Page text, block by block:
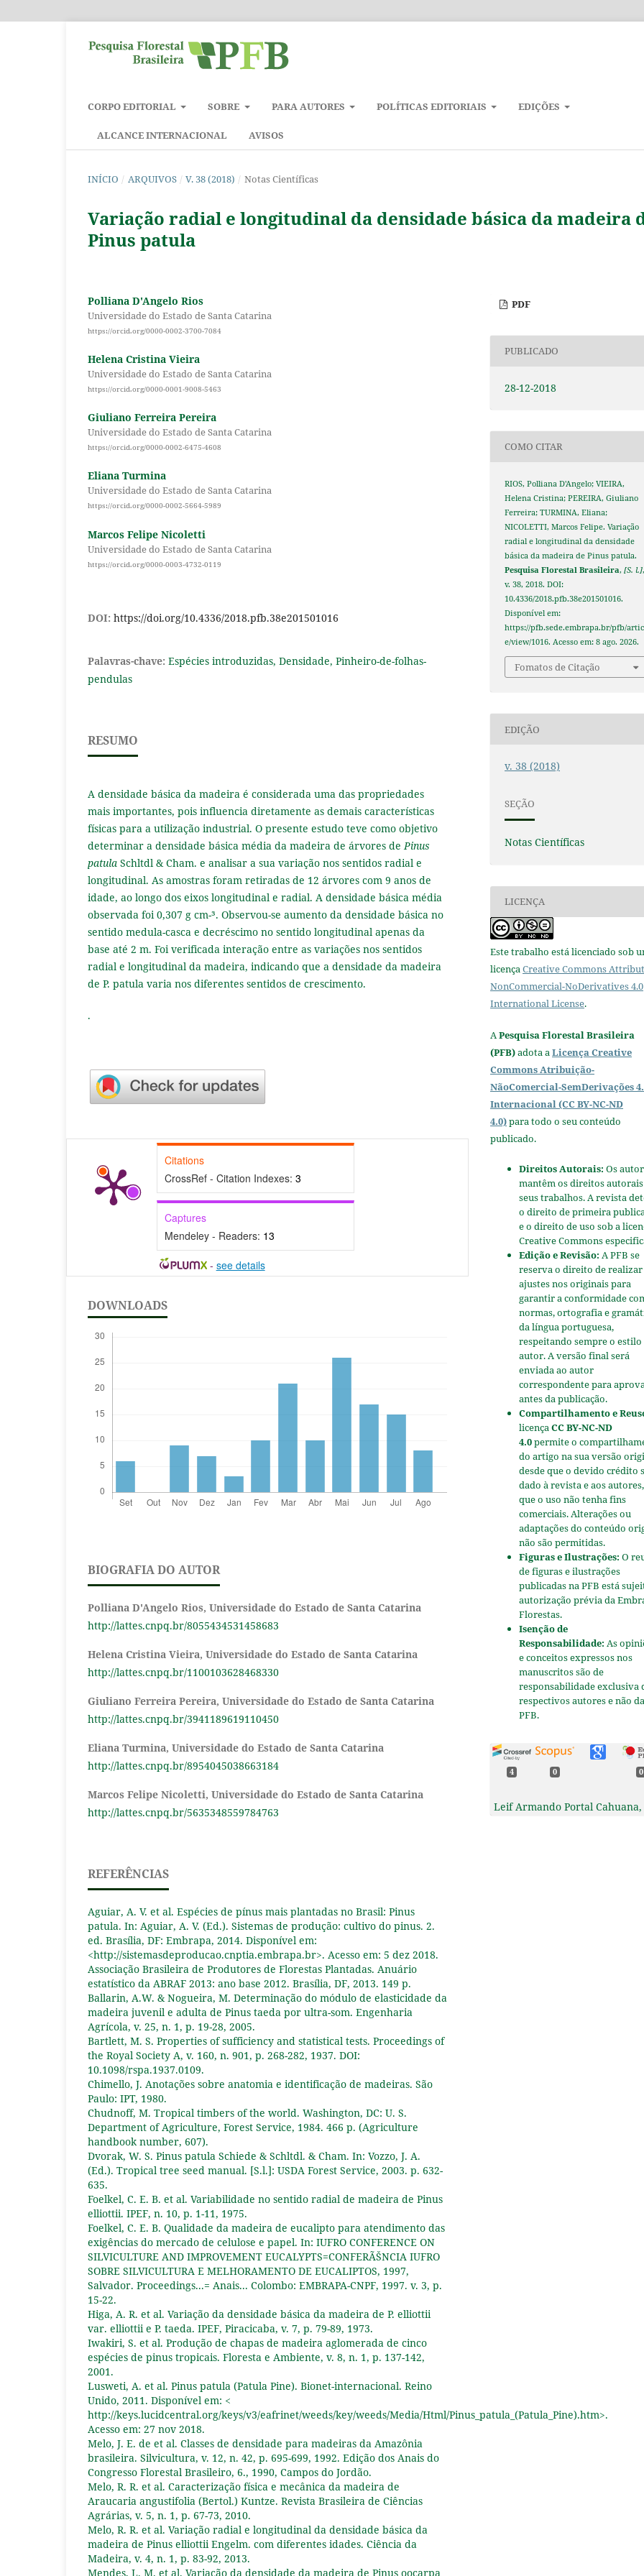
CORPO EDITORIAL SOBRE PARA AUTORES POLÍTICAS EDITORIAIS EDIÇÕES
ALCANCE INTERNACIONAL AVISOS
INÍCIO / ARQUIVOS / V. 38 (2018) / Notas Científicas
Variação radial e longitudinal da densidade básica da madeira
Pinus patula
Polliana D'Angelo Rios
Universidade do Estado de Santa Catarina
https://orcid.org/0000-0002-3700-7084
Helena Cristina Vieira
Universidade do Estado de Santa Catarina
https://orcid.org/0000-0001-9008-5463
Giuliano Ferreira Pereira
Universidade do Estado de Santa Catarina
https://orcid.org/0000-0002-6475-4608
Eliana Turmina
Universidade do Estado de Santa Catarina
https://orcid.org/0000-0002-5664-5989
Marcos Felipe Nicoletti
Universidade do Estado de Santa Catarina
https://orcid.org/0000-0003-4732-0119
DOI: https://doi.org/10.4336/2018.pfb.38e201501016
Palavras-chave: Espécies introduzidas, Densidade, Pinheiro-de-folhas-
pendulas
RESUMO
A densidade básica da madeira é considerada uma das propriedades
mais importantes, pois influencia diretamente as demais características
físicas para a utilização industrial. O presente estudo teve como objetivo
determinar a densidade básica média da madeira de árvores dePinus
patula Schltdl & Cham. e analisar a sua variação nos sentidos radial e
longitudinal. As amostras foram retiradas de 12 árvores com 9 anos de
idade, ao longo dos eixos longitudinal e radial. A densidade básica média
observada foi 0,307 g cm-³. Observou-se aumento da densidade básica no
sentido medula-casca e decréscimo no sentido longitudinal apenas da
base até 2 m. Foi verificada interação entre as variações nos sentidos
radial e longitudinal da madeira, indicando que a densidade da madeira
de P. patula varia nos diferentes sentidos de crescimento.
.
Citations
CrossRef - Citation Indexes: 3
Captures
Mendeley - Readers: 13
- see details
DOWNLOADS
BIOGRAFIA DO AUTOR
Polliana D'Angelo Rios, Universidade do Estado de Santa Catarina
http://lattes.cnpq.br/8055434531458683
Helena Cristina Vieira, Universidade do Estado de Santa Catarina
http://lattes.cnpq.br/1100103628468330
Giuliano Ferreira Pereira, Universidade do Estado de Santa Catarina
http://lattes.cnpq.br/3941189619110450
Eliana Turmina, Universidade do Estado de Santa Catarina
http://lattes.cnpq.br/8954045038663184
Marcos Felipe Nicoletti, Universidade do Estado de Santa Catarina
http://lattes.cnpq.br/5635348559784763
REFERÊNCIAS
Aguiar, A. V. et al. Espécies de pínus mais plantadas no Brasil: Pinus
patula. In: Aguiar, A. V. (Ed.). Sistemas de produção: cultivo do pinus. 2.
ed. Brasília, DF: Embrapa, 2014. Disponível em:
<http://sistemasdeproducao.cnptia.embrapa.br>. Acesso em: 5 dez 2018.
Associação Brasileira de Produtores de Florestas Plantadas. Anuário
estatístico da ABRAF 2013: ano base 2012. Brasília, DF, 2013. 149 p.
Ballarin, A.W. & Nogueira, M. Determinação do módulo de elasticidade da
madeira juvenil e adulta de Pinus taeda por ultra-som. Engenharia
Agrícola, v. 25, n. 1, p. 19-28, 2005.
Bartlett, M. S. Properties of sufficiency and statistical tests. Proceedings of
the Royal Society A, v. 160, n. 901, p. 268-282, 1937. DOI:
10.1098/rspa.1937.0109.
Chimello, J. Anotações sobre anatomia e identificação de madeiras. São
Paulo: IPT, 1980.
Chudnoff, M. Tropical timbers of the world. Washington, DC: U. S.
Department of Agriculture, Forest Service, 1984. 466 p. (Agriculture
handbook number, 607).
Dvorak, W. S. Pinus patula Schiede & Schltdl. & Cham. In: Vozzo, J. A.
(Ed.). Tropical tree seed manual. [S.l.]: USDA Forest Service, 2003. p. 632-
635.
Foelkel, C. E. B. et al. Variabilidade no sentido radial de madeira de Pinus
elliottii. IPEF, n. 10, p. 1-11, 1975.
Foelkel, C. E. B. Qualidade da madeira de eucalipto para atendimento das
exigências do mercado de celulose e papel. In: IUFRO CONFERENCE ON
SILVICULTURE AND IMPROVEMENT EUCALYPTS=CONFERÃŠNCIA IUFRO
SOBRE SILVICULTURA E MELHORAMENTO DE EUCALIPTOS, 1997,
Salvador. Proceedings...= Anais... Colombo: EMBRAPA-CNPF, 1997. v. 3, p.
15-22.
Higa, A. R. et al. Variação da densidade básica da madeira de P. elliottii
var. elliottii e P. taeda. IPEF, Piracicaba, v. 7, p. 79-89, 1973.
Iwakiri, S. et al. Produção de chapas de madeira aglomerada de cinco
espécies de pinus tropicais. Floresta e Ambiente, v. 8, n. 1, p. 137-142,
2001.
Lusweti, A. et al. Pinus patula (Patula Pine). Bionet-internacional. Reino
Unido, 2011. Disponível em: <
http://keys.lucidcentral.org/keys/v3/eafrinet/weeds/key/weeds/Media/Html/Pinus_patula_(Patula_Pine).htm>.
Acesso em: 27 nov 2018.
Melo, J. E. de et al. Classes de densidade para madeiras da Amazônia
brasileira. Silvicultura, v. 12, n. 42, p. 695-699, 1992. Edição dos Anais do
Congresso Florestal Brasileiro, 6., 1990, Campos do Jordão.
Melo, R. R. et al. Caracterização física e mecânica da madeira de
Araucaria angustifolia (Bertol.) Kuntze. Revista Brasileira de Ciências
Agrárias, v. 5, n. 1, p. 67-73, 2010.
Melo, R. R. et al. Variação radial e longitudinal da densidade básica da
madeira de Pinus elliottii Engelm. com diferentes idades. Ciência da
Madeira, v. 4, n. 1, p. 83-92, 2013.
Mendes, L. M. et al. Variação da densidade da madeira de Pinus oocarpa
PDF
PUBLICADO
28-12-2018
COMO CITAR
RIOS, Polliana D'Angelo; VIEIRA,
Helena Cristina; PEREIRA, Giuliano
Ferreira; TURMINA, Eliana;
NICOLETTI, Marcos Felipe. Variação
radial e longitudinal da densidade
básica da madeira de Pinus patula.
Pesquisa Florestal Brasileira,[S. l.]
v. 38, 2018. DOI:
10.4336/2018.pfb.38e201501016.
Disponível em:
https://pfb.sede.embrapa.br/pfb/
e/view/1016. Acesso em: 8 ago. 2026.
Fomatos de Citação
EDIÇÃO
v. 38 (2018)
SEÇÃO
Notas Científicas
LICENÇA
Este trabalho está licenciado sob
licença Creative Commons
NonCommercial-NoDerivatives 4.0
International License.
A Pesquisa Florestal Brasileira
(PFB)adota a Licença Creative
Commons Atribuição-
NãoComercial-SemDerivações
Internacional (CC BY-NC-ND
4.0)para todo o seu conteúdo
publicado.
Direitos Autorais: Os
mantêm os direitos
seus trabalhos. A revista
o direito de primeira
e o direito de uso sob a
Creative Commons
Edição e Revisão: A PFB se
reserva o direito de realizar
ajustes nos originais para
garantir a conformidade
normas, ortografia e
da língua portuguesa,
respeitando sempre o estilo
autor. A versão final será
enviada ao autor
correspondente para
antes da publicação.
Compartilhamento e
licença CC BY-NC-ND
4.0permite o
do artigo na sua versão
desde que o devido crédito
dado à revista e aos
que o uso não tenha fins
comerciais. Alterações ou
adaptações do conteúdo
não são permitidas.
Figuras e Ilustrações: O
de figuras e ilustrações
publicadas na PFB está
autorização prévia da
Florestas.
Isenção de
Responsabilidade: As
e conceitos expressos nos
manuscritos são de
responsabilidade exclusiva
respectivos autores e não da
PFB.
4 0 0
Leif Armando Portal Cahuana,
Rufino Vaz, Samuel de Pádua